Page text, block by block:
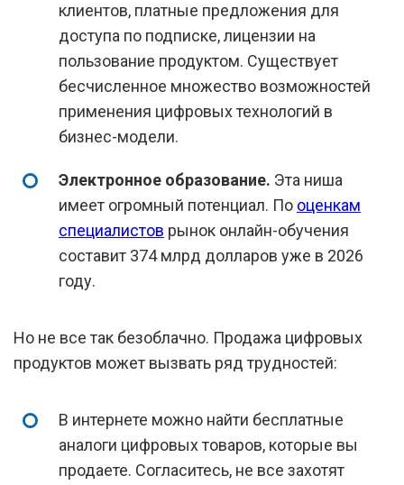
клиентов, платные предложения для
доступа по подписке, лицензии на
пользование продуктом. Существует
бесчисленное множество возможностей
применения цифровых технологий в
бизнес-модели.
Электронное образование. Эта ниша
имеет огромный потенциал. По оценкам
специалистов рынок онлайн-обучения
составит 374 млрд долларов уже в 2026
году.
Но не все так безоблачно. Продажа цифровых
продуктов может вызвать ряд трудностей:
В интернете можно найти бесплатные
аналоги цифровых товаров, которые вы
продаете. Согласитесь, не все захотят